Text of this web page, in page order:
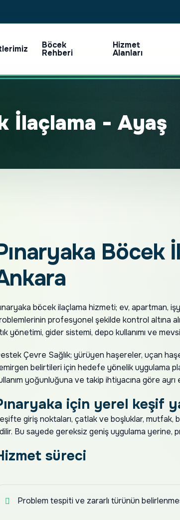
Böcek
Rehberi
Hizmet
Alanları
İlaçlama - Ayaş
Böcek
böcek ilaçlama hizmeti; ev, apartman,
profesyonel şekilde kontrol altına
yönetimi, gider sistemi, depo kullanımı ve
Çevre Sağlık; yürüyen haşereler, uçan
belirtileri için hedefe yönelik uygulama
yoğunluğuna ve takip ihtiyacına göre ayrı
için yerel keşif
giriş noktaları, çatlak ve boşluklar,
Bu sayede gereksiz geniş uygulama yerine,
süreci
Problem tespiti ve zararlı türünün